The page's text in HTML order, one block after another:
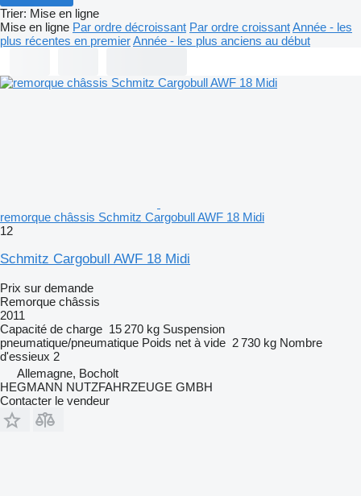
Trier: Mise en ligne
Mise en ligne Par ordre décroissant Par ordre croissantAnnée - les
plus récentes en premierAnnée - les plus anciens au début
remorque châssis Schmitz Cargobull AWF 18 Midi
12
Schmitz Cargobull AWF 18 Midi
Prix sur demande
Remorque châssis
2011
Capacité de charge 15 270 kg Suspension
pneumatique/pneumatique Poids net à vide 2 730 kg Nombre
d'essieux 2
Allemagne, Bocholt
HEGMANN NUTZFAHRZEUGE GMBH
Contacter le vendeur